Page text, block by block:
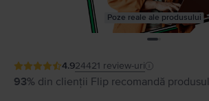
Poze reale ale produsului
4.924421 review-uri
93% din clienții Flip recomandă produsul